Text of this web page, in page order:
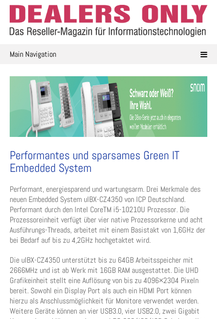
Skip
content
Main Navigation
Performantes und sparsames Green IT
Embedded System
Performant, energiesparend und wartungsarm. Drei Merkmale des
neuen Embedded System uIBX-CZ4350 von ICP Deutschland.
Performant durch den Intel CoreTM i5-10210U Prozessor. Die
Prozessoreinheit verfügt über vier native Prozessorkerne und acht
Ausführungs-Threads, arbeitet mit einem Basistakt von 1,6GHz der
bei Bedarf auf bis zu 4,2GHz hochgetaktet wird.
Die uIBX-CZ4350 unterstützt bis zu 64GB Arbeitsspeicher mit
2666MHz und ist ab Werk mit 16GB RAM ausgestattet. Die UHD
Grafikeinheit stellt eine Auflösung von bis zu 4096×2304 Pixeln
bereit. Sowohl ein Display Port als auch ein HDMI Port können
hierzu als Anschlussmöglichkeit für Monitore verwendet werden.
Weitere Geräte können an vier USB3.0, vier USB2.0, zwei Gigabit